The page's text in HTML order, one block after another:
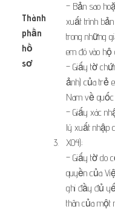
Thành
phần
hồ
sơ
​3.
– Bản sao
xuất trình
trong những
em đó vào
– Giấy tờ
ảnh) của trẻ
Nam về quốc
– Giấy xác
lý xuất nhập
X04);
– Giấy tờ do
quyền của
ghi đầy đủ
thân của một